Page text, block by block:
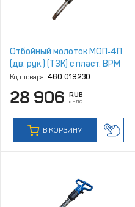
Отбойный молоток МОП‑4П
(дв. рук.) (ТЗК) с пласт. ВРМ
Код товара: 460.019230
28 906 RUB
с НДС
В КОРЗИНУ